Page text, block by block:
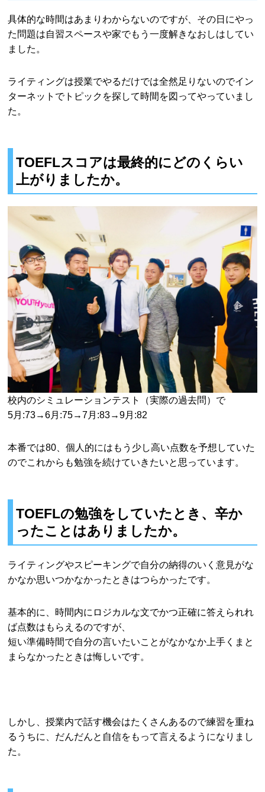
具体的な時間はあまりわからないのですが、その日にやっ
た問題は自習スペースや家でもう一度解きなおしはしてい
ました。
ライティングは授業でやるだけでは全然足りないのでイン
ターネットでトピックを探して時間を図ってやっていまし
た。
TOEFLスコアは最終的にどのくらい
上がりましたか。
校内のシミュレーションテスト（実際の過去問）で
5月:73→6月:75→7月:83→9月:82
本番では80、個人的にはもう少し高い点数を予想していた
のでこれからも勉強を続けていきたいと思っています。
TOEFLの勉強をしていたとき、辛か
ったことはありましたか。
ライティングやスピーキングで自分の納得のいく意見がな
かなか思いつかなかったときはつらかったです。
基本的に、時間内にロジカルな文でかつ正確に答えられれ
ば点数はもらえるのですが、
短い準備時間で自分の言いたいことがなかなか上手くまと
まらなかったときは悔しいです。
しかし、授業内で話す機会はたくさんあるので練習を重ね
るうちに、だんだんと自信をもって言えるようになりまし
た。